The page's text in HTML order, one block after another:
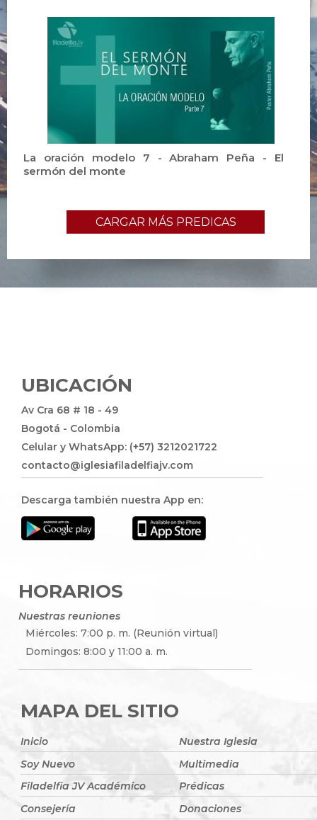
La oración modelo 7 - Abraham Peña - El
sermón del monte
CARGAR MÁS PREDICAS
UBICACIÓN
Av Cra 68 # 18 - 49
Bogotá - Colombia
Celular y WhatsApp: (+57) 3212021722
contacto@iglesiafiladelfiajv.com
Descarga también nuestra App en:
HORARIOS
Nuestras reuniones
Miércoles: 7:00 p. m. (Reunión virtual)
Domingos: 8:00 y 11:00 a. m.
MAPA DEL SITIO
Inicio
Nuestra Iglesia
Soy Nuevo
Multimedia
Filadelfia JV Académico
Prédicas
Consejería
Donaciones